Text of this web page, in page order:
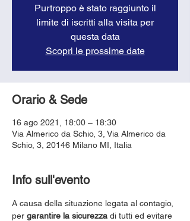
Purtroppo è stato raggiunto il
limite di iscritti alla visita per
questa data
Scopri le prossime date
Orario & Sede
16 ago 2021, 18:00 – 18:30
Via Almerico da Schio, 3, Via Almerico da
Schio, 3, 20146 Milano MI, Italia
Info sull'evento
A causa della situazione legata al contagio,
per garantire la sicurezza di tutti ed evitare